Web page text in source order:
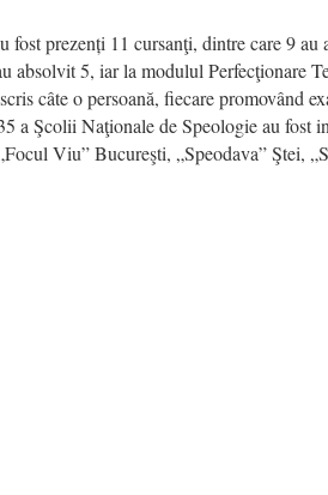
fost prezenți 11 cursanţi, dintre care 9
absolvit 5, iar la modulul Perfecţionare
câte o persoană, fiecare promovând
a Şcolii Naţionale de Speologie au fost
Viu” Bucureşti, „Speodava” Ştei,